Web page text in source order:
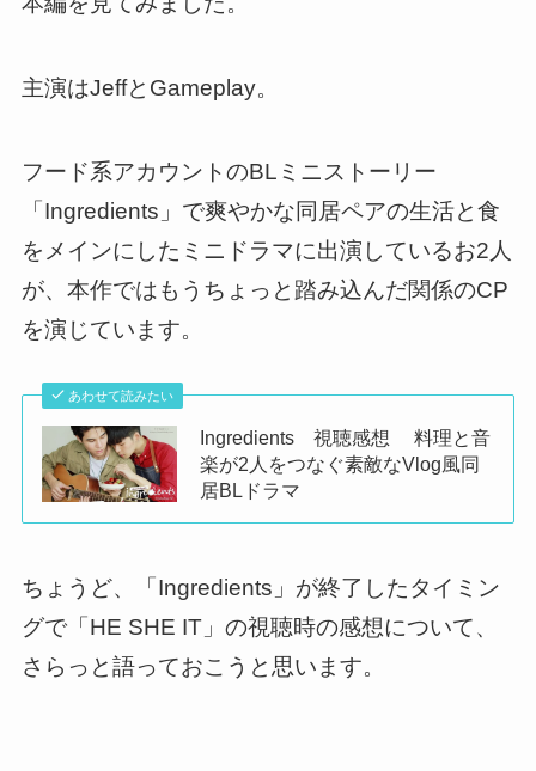
主演はJeffとGameplay。
フード系アカウントのBLミニストーリー
「Ingredients」で爽やかな同居ペアの生活と食
をメインにしたミニドラマに出演しているお2人
が、本作ではもうちょっと踏み込んだ関係のCP
を演じています。
あわせて読みたい
Ingredients 視聴感想 料理と音
楽が2人をつなぐ素敵なVlog風同
居BLドラマ
ちょうど、「Ingredients」が終了したタイミン
グで「HE SHE IT」の視聴時の感想について、
さらっと語っておこうと思います。